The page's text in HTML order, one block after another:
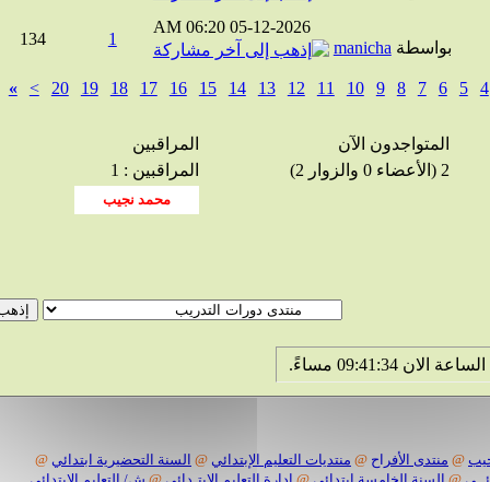
05-12-2026
06:20 AM
بواسطةmanicha
134
5
6
7
8
9
10
11
12
13
14
15
16
17
18
19
20
>
»
المتواجدون الآن
المراقبين
المراقبين : 1
@منتدى الأفراح @منتديات التعليم الإبتدائي @ السنة التحضيرية ابتدائي @